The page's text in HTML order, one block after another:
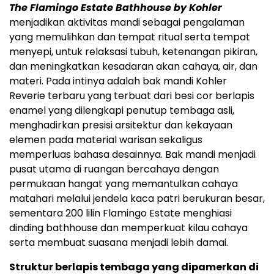
The Flamingo Estate Bathhouse by Kohler
menjadikan aktivitas mandi sebagai pengalaman
yang memulihkan dan tempat ritual serta tempat
menyepi, untuk relaksasi tubuh, ketenangan pikiran,
dan meningkatkan kesadaran akan cahaya, air, dan
materi. Pada intinya adalah bak mandi Kohler
Reverie terbaru yang terbuat dari besi cor berlapis
enamel yang dilengkapi penutup tembaga asli,
menghadirkan presisi arsitektur dan kekayaan
elemen pada material warisan sekaligus
memperluas bahasa desainnya. Bak mandi menjadi
pusat utama di ruangan bercahaya dengan
permukaan hangat yang memantulkan cahaya
matahari melalui jendela kaca patri berukuran besar,
sementara 200 lilin Flamingo Estate menghiasi
dinding bathhouse dan memperkuat kilau cahaya
serta membuat suasana menjadi lebih damai.
Struktur berlapis tembaga yang dipamerkan di